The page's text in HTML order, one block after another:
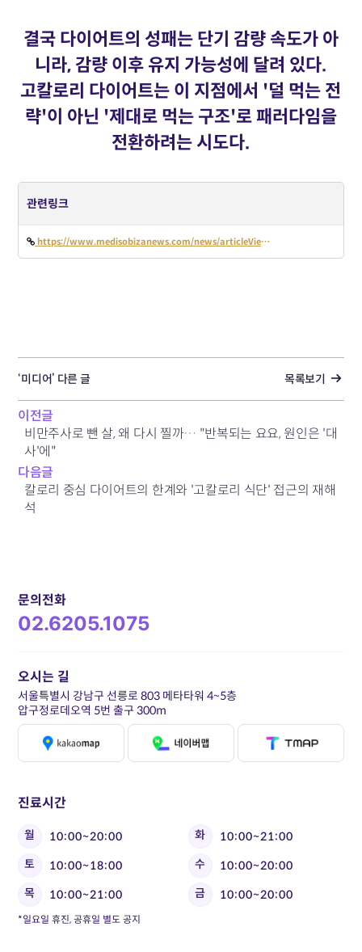
결국 다이어트의 성패는 단기 감량 속도가 아
니라, 감량 이후 유지 가능성에 달려 있다.
고칼로리 다이어트는 이 지점에서 '덜 먹는 전
략'이 아닌 '제대로 먹는 구조'로 패러다임을
전환하려는 시도다.
관련링크
https://www.medisobizanews.com/news/articleView.html?idxno=137508
‘미디어’ 다른 글 목록보기
이전글
비만주사로 뺀 살, 왜 다시 찔까… "반복되는 요요, 원인은 '대
사'에"
다음글
칼로리 중심 다이어트의 한계와 '고칼로리 식단' 접근의 재해
석
문의전화
02.6205.1075
진료시간
월 10:00~20:00 화
10:00~21:00
토
10:00~18:00 수
10:00~20:00
목
10:00~21:00 금 10:00~20:00
*일요일 휴진, 공휴일 별도 공지
오시는 길
서울특별시 강남구 선릉로 803 메타타워 4~5층
압구정로데오역 5번 출구 300m